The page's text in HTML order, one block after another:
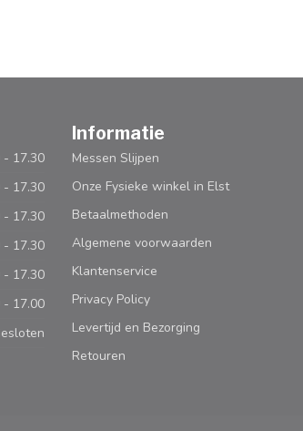
- 17.30
- 17.30
- 17.30
- 17.30
- 17.30
- 17.00
Informatie
Messen Slijpen
Onze Fysieke winkel in Elst
Betaalmethoden
Algemene voorwaarden
Klantenservice
Privacy Policy
Levertijd en Bezorging
Retouren